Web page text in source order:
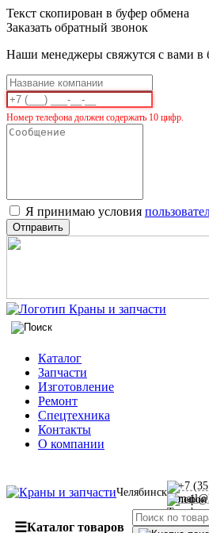
Текст скопирован в буфер обмена
Заказать обратный звонок
Наши менеджеры свяжутся с вами в
Номер телефона должен содержать 10 цифр.
Я принимаю условия
Отправить
Каталог
Запчасти
Изготовление
Ремонт
Спецтехника
Контакты
О компании
Челябинск
+7
☰Каталог товаров